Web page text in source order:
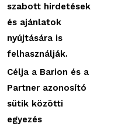
szabott hirdetések
és ajánlatok
nyújtására is
felhasználják.
Célja a Barion és a
Partner azonosító
sütik közötti
egyezés